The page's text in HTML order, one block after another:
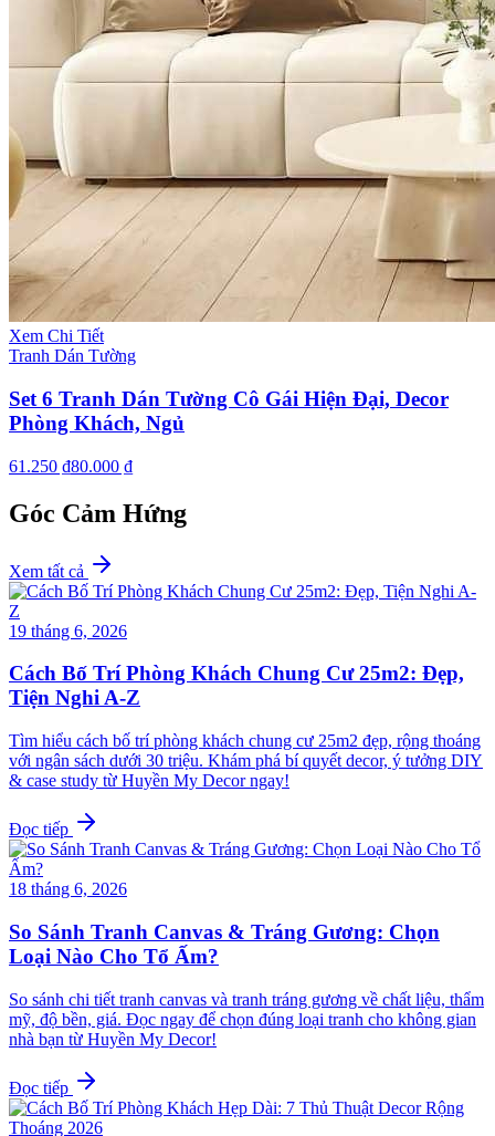
Xem Chi Tiết
Tranh Dán Tường
Set 6 Tranh Dán Tường Cô Gái Hiện Đại, Decor
Phòng Khách, Ngủ
61.250 ₫80.000 ₫
Góc Cảm Hứng
Xem tất cả
19 tháng 6, 2026
Cách Bố Trí Phòng Khách Chung Cư 25m2: Đẹp,
Tiện Nghi A-Z
Tìm hiểu cách bố trí phòng khách chung cư 25m2 đẹp, rộng thoáng
với ngân sách dưới 30 triệu. Khám phá bí quyết decor, ý tưởng DIY
& case study từ Huyền My Decor ngay!
Đọc tiếp
18 tháng 6, 2026
So Sánh Tranh Canvas & Tráng Gương: Chọn
Loại Nào Cho Tổ Ấm?
So sánh chi tiết tranh canvas và tranh tráng gương về chất liệu, thẩm
mỹ, độ bền, giá. Đọc ngay để chọn đúng loại tranh cho không gian
nhà bạn từ Huyền My Decor!
Đọc tiếp